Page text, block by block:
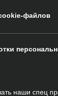
файлов
наши спец